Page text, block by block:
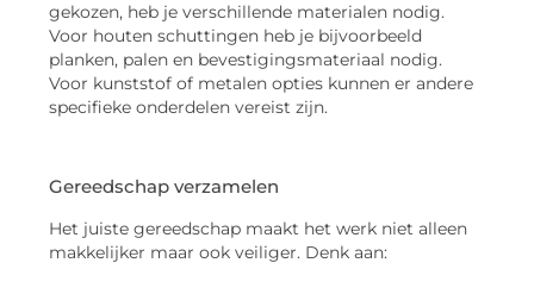
gekozen, heb je verschillende materialen nodig.
Voor houten schuttingen heb je bijvoorbeeld
planken, palen en bevestigingsmateriaal nodig.
Voor kunststof of metalen opties kunnen er andere
specifieke onderdelen vereist zijn.
Gereedschap verzamelen
Het juiste gereedschap maakt het werk niet alleen
makkelijker maar ook veiliger. Denk aan: